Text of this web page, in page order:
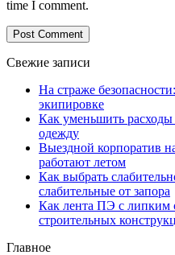
time I comment.
Свежие записи
На страже
экипировке
Как уменьшить
одежду
Выездной корпоратив
работают летом
Как выбрать
слабительные от запора
Как лента ПЭ с липким
строительных
Главное